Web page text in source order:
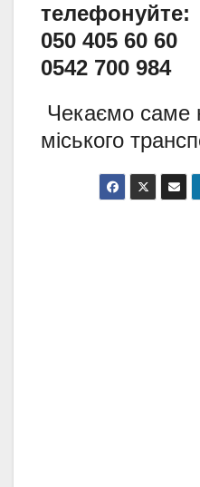
телефонуйте:
050 405 60 60
0542 700 984
Чекаємо саме
міського